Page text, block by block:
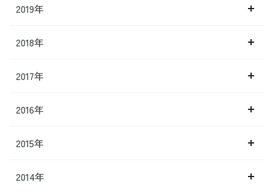
2019年
2018年
2017年
2016年
2015年
2014年